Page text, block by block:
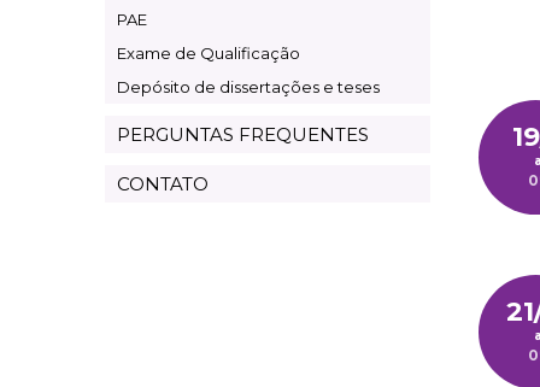
PAE
Exame de Qualificação
Depósito de dissertações e teses
PERGUNTAS FREQUENTES
CONTATO